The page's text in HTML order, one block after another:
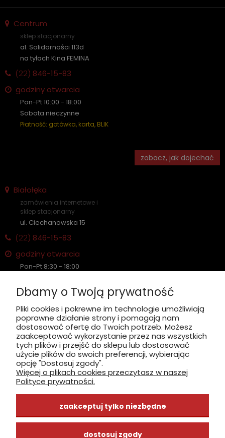
Centrum
sklep stacjonarny
al. Solidarności 113d
na tyłach Kina FEMINA
(22) 846-15-83
godziny otwarcia
Pon-Pt 10:00 - 18:00
Sobota nieczynne
Płatność: gotówka, karta, BLIK
zobacz, jak dojechać
Białołęka
zamówienia internetowe i
sklep stacjonarny
ul. Ciechanowska 15
(22) 846-15-83
godziny otwarcia
Pon-Pt 8:30 - 18:00
Płatność: gotówka, karta, BLIK
zobacz, jak dojechać
INFORMACJE
ZAKUPY
CENTRUM WIEDZY
Dbamy o Twoją prywatność
Pliki cookies i pokrewne im technologie umożliwiają
poprawne działanie strony i pomagają nam
dostosować ofertę do Twoich potrzeb. Możesz
zaakceptować wykorzystanie przez nas wszystkich
tych plików i przejść do sklepu lub dostosować
użycie plików do swoich preferencji, wybierając
opcję "Dostosuj zgody".
Więcej o plikach cookies przeczytasz w naszej
Polityce prywatności.
zaakceptuj tylko niezbędne
dostosuj zgody